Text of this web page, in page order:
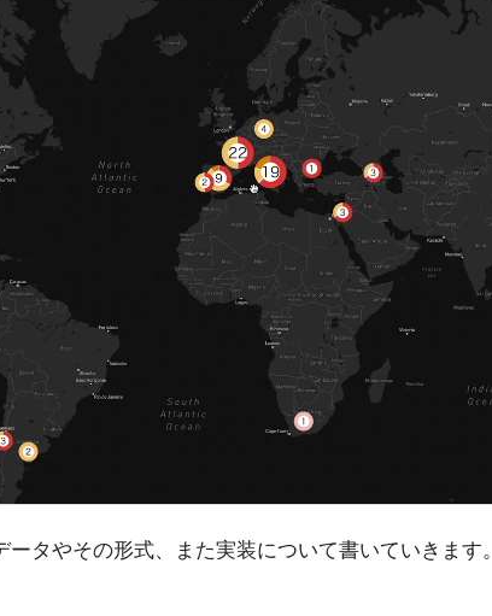
ータやその形式、また実装について書いていきます。